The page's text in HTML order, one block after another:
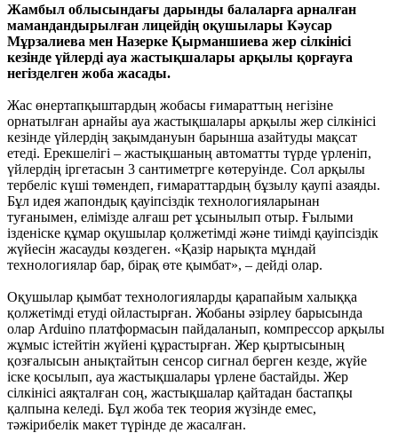
Жамбыл облысындағы дарынды балаларға арналған
мамандандырылған лицейдің оқушылары Кәусар
Мұрзалиева мен Назерке Қырманшиева жер сілкінісі
кезінде үйлерді ауа жастықшалары арқылы қорғауға
негізделген жоба жасады.
Жас өнертапқыштардың жобасы ғимараттың негізіне
орнатылған арнайы ауа жастықшалары арқылы жер сілкінісі
кезінде үйлердің зақымдануын барынша азайтуды мақсат
етеді. Ерекшелігі – жастықшаның автоматты түрде үрленіп,
үйлердің іргетасын 3 сантиметрге көтеруінде. Сол арқылы
тербеліс күші төмендеп, ғимараттардың бұзылу қаупі азаяды.
Бұл идея жапондық қауіпсіздік технологияларынан
туғанымен, елімізде алғаш рет ұсынылып отыр. Ғылыми
ізденіске құмар оқушылар қолжетімді және тиімді қауіпсіздік
жүйесін жасауды көздеген. «Қазір нарықта мұндай
технологиялар бар, бірақ өте қымбат», – дейді олар.
Оқушылар қымбат технологияларды қарапайым халыққа
қолжетімді етуді ойластырған. Жобаны әзірлеу барысында
олар Arduino платформасын пайдаланып, компрессор арқылы
жұмыс істейтін жүйені құрастырған. Жер қыртысының
қозғалысын анықтайтын сенсор сигнал берген кезде, жүйе
іске қосылып, ауа жастықшалары үрлене бастайды. Жер
сілкінісі аяқталған соң, жастықшалар қайтадан бастапқы
қалпына келеді. Бұл жоба тек теория жүзінде емес,
тәжірибелік макет түрінде де жасалған.